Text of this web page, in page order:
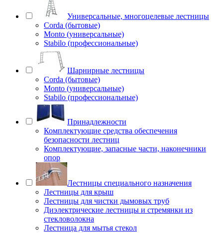
Универсальные, многоцелевые лестницы
Corda (бытовые)
Monto (универсальные)
Stabilo (профессиональные)
Шарнирные лестницы
Corda (бытовые)
Monto (универсальные)
Stabilo (профессиональные)
Принадлежности
Комплектующие средства обеспечения
безопасности лестниц
Комплектующие, запасные части, наконечники
опор
Лестницы специального назначения
Лестницы для крыш
Лестницы для чистки дымовых труб
Диэлектрические лестницы и стремянки из
стекловолокна
Лестница для мытья стекол